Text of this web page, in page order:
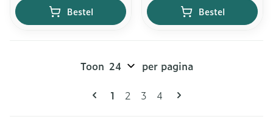
Bestel Bestel
Pagina's
U lees momenteel pagina
1 Pagina
2 Pagina
3 Pagina
4
Toon per pagina